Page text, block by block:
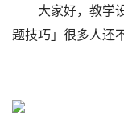
大家好，教学
题技巧」很多人还